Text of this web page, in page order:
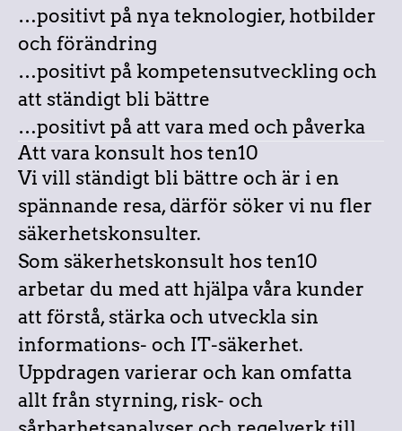
…positivt på nya teknologier, hotbilder
och förändring
…positivt på kompetensutveckling och
att ständigt bli bättre
…positivt på att vara med och påverka
Att vara konsult hos ten10
Vi vill ständigt bli bättre och är i en
spännande resa, därför söker vi nu fler
säkerhetskonsulter.
Som säkerhetskonsult hos ten10
arbetar du med att hjälpa våra kunder
att förstå, stärka och utveckla sin
informations- och IT-säkerhet.
Uppdragen varierar och kan omfatta
allt från styrning, risk- och